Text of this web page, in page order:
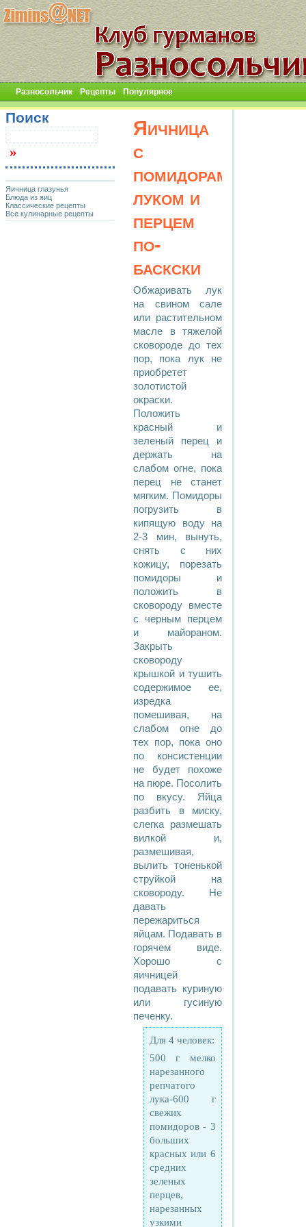
Разносольчик Рецепты Популярное
Яичница
с
помидорами,
луком и
перцем
по-
баскски
Обжаривать лук
на свином сале
или растительном
масле в тяжелой
сковороде до тех
пор, пока лук не
приобретет
золотистой
окраски.
Положить
красный и
зеленый перец и
держать на
слабом огне, пока
перец не станет
мягким. Помидоры
погрузить в
кипящую воду на
2-3 мин, вынуть,
снять с них
кожицу, порезать
помидоры и
положить в
сковороду вместе
с черным перцем
и майораном.
Закрыть
сковороду
крышкой и тушить
содержимое ее,
изредка
помешивая, на
слабом огне до
тех пор, пока оно
по консистенции
не будет похоже
на пюре. Посолить
по вкусу. Яйца
разбить в миску,
слегка размешать
вилкой и,
размешивая,
вылить тоненькой
струйкой на
сковороду. Не
давать
пережариться
яйцам. Подавать в
горячем виде.
Хорошо с
яичницей
подавать куриную
или гусиную
печенку.
Для 4 человек:
500 г мелко
нарезанного
репчатого
лука-600 г
свежих
помидоров - 3
больших
красных или 6
средних
зеленых
перцев,
нарезанных
узкими
Поиск
Яичница глазунья
Блюда из яиц
Классические рецепты
Все кулинарные рецепты